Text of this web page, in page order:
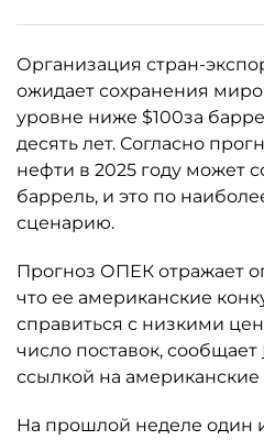
Организация стран-
ожидает сохранения
уровне ниже $100за
десять лет. Согласно
нефти в 2025 году может
баррель, и это по
сценарию.
Прогноз ОПЕК отражает
что ее американские
справиться с низкими
число поставок, сообщает
ссылкой на
На прошлой неделе один